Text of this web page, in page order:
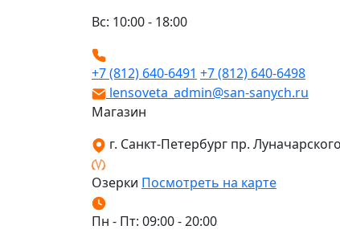
Вс: 10:00 - 18:00
+7 (812) 640-6491 +7 (812) 640-6498
lensoveta_admin@san-sanych.ru
Магазин
г. Санкт-Петербург пр.
Озерки Посмотреть на карте
Пн - Пт: 09:00 - 20:00